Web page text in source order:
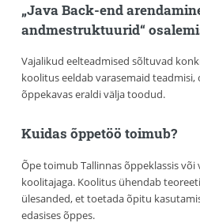
„Java Back-end
andmestruktuurid“
Vajalikud eelteadmised sõltuvad
koolitus eeldab varasemaid teadmisi,
õppekavas eraldi välja toodud.
Kuidas õppetöö toimub?
Õpe toimub Tallinnas õppeklassis või
koolitajaga. Koolitus ühendab
ülesanded, et toetada õpitu
edasises õppes.